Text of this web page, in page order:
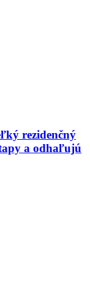
rezidenčný
a odhaľujú